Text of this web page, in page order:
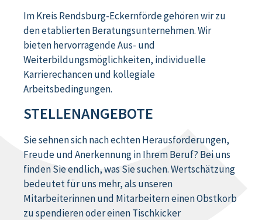
Im Kreis Rendsburg-Eckernförde gehören wir zu
den etablierten Beratungsunternehmen. Wir
bieten hervorragende Aus- und
Weiterbildungsmöglichkeiten, individuelle
Karrierechancen und kollegiale
Arbeitsbedingungen.
STELLENANGEBOTE
Sie sehnen sich nach echten Herausforderungen,
Freude und Anerkennung in Ihrem Beruf? Bei uns
finden Sie endlich, was Sie suchen. Wertschätzung
bedeutet für uns mehr, als unseren
Mitarbeiterinnen und Mitarbeitern einen Obstkorb
zu spendieren oder einen Tischkicker